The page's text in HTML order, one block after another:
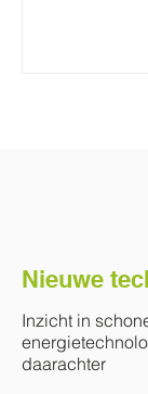
Nieuwe
Inzicht in
daarachter